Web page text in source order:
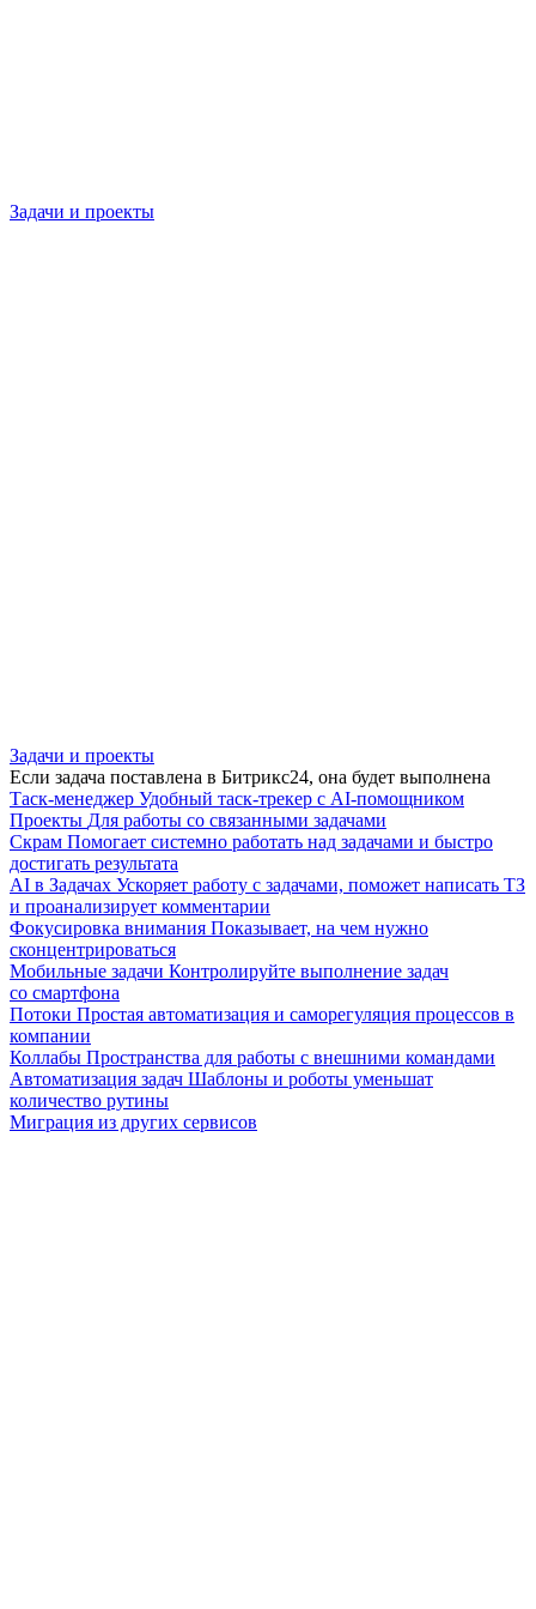
Задачи и проекты
Задачи и проекты
Если задача поставлена в Битрикс24, она будет выполнена
Таск-менеджер Удобный таск-трекер с AI-помощником
Проекты Для работы со связанными задачами
Скрам Помогает системно работать над задачами и быстро
достигать результата
AI в Задачах Ускоряет работу с задачами, поможет написать ТЗ
и проанализирует комментарии
Фокусировка внимания Показывает, на чем нужно
сконцентрироваться
Мобильные задачи Контролируйте выполнение задач
со смартфона
Потоки Простая автоматизация и саморегуляция процессов в
компании
Коллабы Пространства для работы с внешними командами
Автоматизация задач Шаблоны и роботы уменьшат
количество рутины
Миграция из других сервисов